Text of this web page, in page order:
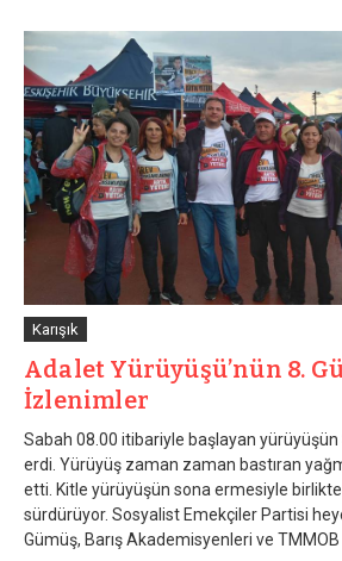
Karışık
Adalet Yürüyüşü’nün 8.
İzlenimler
Sabah 08.00 itibariyle başlayan
erdi. Yürüyüş zaman zaman bastıran
etti. Kitle yürüyüşün sona ermesiyle
sürdürüyor. Sosyalist Emekçiler Partisi
Gümüş, Barış Akademisyenleri ve TMMOB